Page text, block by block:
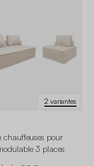
2 variantes
chauffeuses pour
3 places